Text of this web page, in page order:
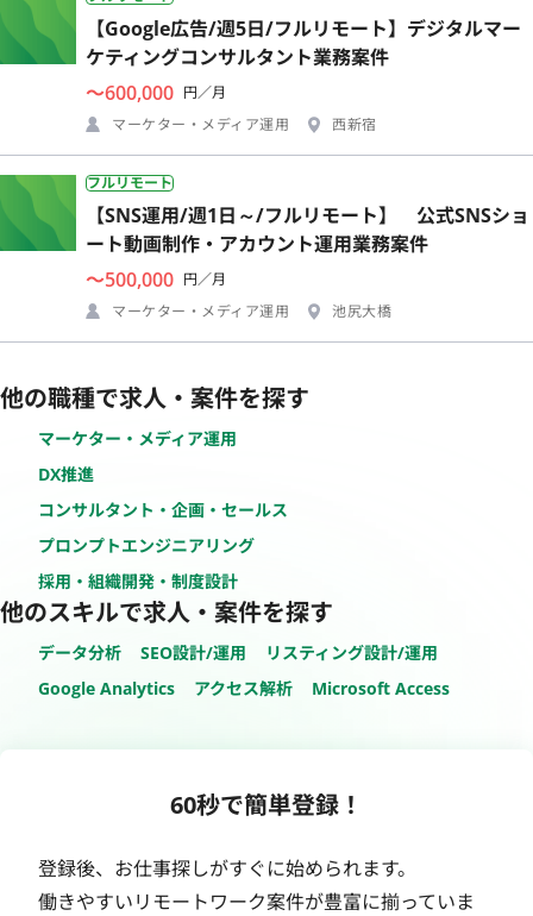
【Google広告/週5日/フルリモート】デジタルマー
ケティングコンサルタント業務案件
〜600,000 円／月
マーケター・メディア運用
西新宿
フルリモート
【SNS運用/週1日～/フルリモート】 公式SNSショ
ート動画制作・アカウント運用業務案件
〜500,000 円／月
マーケター・メディア運用
池尻大橋
他の職種で求人・案件を探す
マーケター・メディア運用
DX推進
コンサルタント・企画・セールス
プロンプトエンジニアリング
採用・組織開発・制度設計
他のスキルで求人・案件を探す
データ分析 SEO設計/運用
リスティング設計/運用
Google Analytics
アクセス解析 Microsoft Access
60秒で簡単登録！
登録後、お仕事探しがすぐに始められます。
働きやすいリモートワーク案件が豊富に揃っていま